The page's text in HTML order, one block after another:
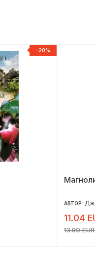
-20%
АВТОР:
11.04
13.80